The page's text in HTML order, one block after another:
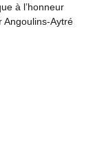
à l’honneur
Angoulins-Aytré